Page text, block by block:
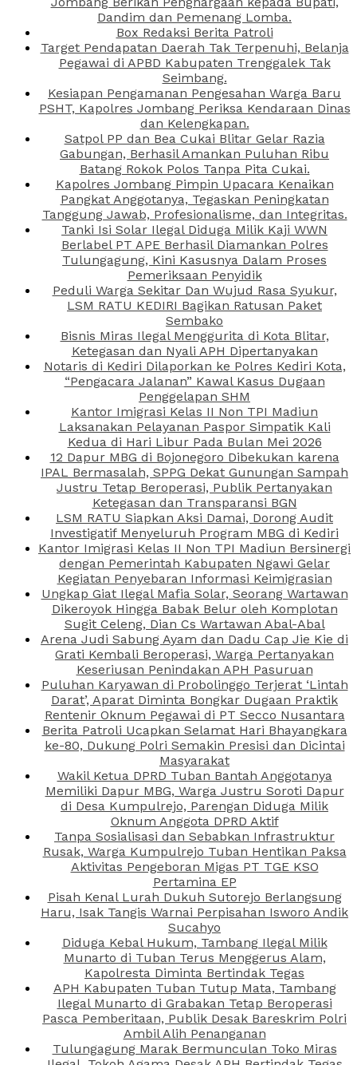
Dandim dan Pemenang Lomba.
Box Redaksi Berita Patroli
Target Pendapatan Daerah Tak Terpenuhi, Belanja
Pegawai di APBD Kabupaten Trenggalek Tak
Seimbang.
Kesiapan Pengamanan Pengesahan Warga Baru
PSHT, Kapolres Jombang Periksa Kendaraan Dinas
dan Kelengkapan.
Satpol PP dan Bea Cukai Blitar Gelar Razia
Gabungan, Berhasil Amankan Puluhan Ribu
Batang Rokok Polos Tanpa Pita Cukai.
Kapolres Jombang Pimpin Upacara Kenaikan
Pangkat Anggotanya, Tegaskan Peningkatan
Tanggung Jawab, Profesionalisme, dan Integritas.
Tanki Isi Solar Ilegal Diduga Milik Kaji WWN
Berlabel PT APE Berhasil Diamankan Polres
Tulungagung, Kini Kasusnya Dalam Proses
Pemeriksaan Penyidik
Peduli Warga Sekitar Dan Wujud Rasa Syukur,
LSM RATU KEDIRI Bagikan Ratusan Paket
Sembako
Bisnis Miras Ilegal Menggurita di Kota Blitar,
Ketegasan dan Nyali APH Dipertanyakan
Notaris di Kediri Dilaporkan ke Polres Kediri Kota,
“Pengacara Jalanan” Kawal Kasus Dugaan
Penggelapan SHM
Kantor Imigrasi Kelas II Non TPI Madiun
Laksanakan Pelayanan Paspor Simpatik Kali
Kedua di Hari Libur Pada Bulan Mei 2026
12 Dapur MBG di Bojonegoro Dibekukan karena
IPAL Bermasalah, SPPG Dekat Gunungan Sampah
Justru Tetap Beroperasi, Publik Pertanyakan
Ketegasan dan Transparansi BGN
LSM RATU Siapkan Aksi Damai, Dorong Audit
Investigatif Menyeluruh Program MBG di Kediri
Kantor Imigrasi Kelas II Non TPI Madiun Bersinergi
dengan Pemerintah Kabupaten Ngawi Gelar
Kegiatan Penyebaran Informasi Keimigrasian
Ungkap Giat Ilegal Mafia Solar, Seorang Wartawan
Dikeroyok Hingga Babak Belur oleh Komplotan
Sugit Celeng, Dian Cs Wartawan Abal-Abal
Arena Judi Sabung Ayam dan Dadu Cap Jie Kie di
Grati Kembali Beroperasi, Warga Pertanyakan
Keseriusan Penindakan APH Pasuruan
Puluhan Karyawan di Probolinggo Terjerat ‘Lintah
Darat’, Aparat Diminta Bongkar Dugaan Praktik
Rentenir Oknum Pegawai di PT Secco Nusantara
Berita Patroli Ucapkan Selamat Hari Bhayangkara
ke-80, Dukung Polri Semakin Presisi dan Dicintai
Masyarakat
Wakil Ketua DPRD Tuban Bantah Anggotanya
Memiliki Dapur MBG, Warga Justru Soroti Dapur
di Desa Kumpulrejo, Parengan Diduga Milik
Oknum Anggota DPRD Aktif
Tanpa Sosialisasi dan Sebabkan Infrastruktur
Rusak, Warga Kumpulrejo Tuban Hentikan Paksa
Aktivitas Pengeboran Migas PT TGE KSO
Pertamina EP
Pisah Kenal Lurah Dukuh Sutorejo Berlangsung
Haru, Isak Tangis Warnai Perpisahan Isworo Andik
Sucahyo
Diduga Kebal Hukum, Tambang Ilegal Milik
Munarto di Tuban Terus Menggerus Alam,
Kapolresta Diminta Bertindak Tegas
APH Kabupaten Tuban Tutup Mata, Tambang
Ilegal Munarto di Grabakan Tetap Beroperasi
Pasca Pemberitaan, Publik Desak Bareskrim Polri
Ambil Alih Penanganan
Tulungagung Marak Bermunculan Toko Miras